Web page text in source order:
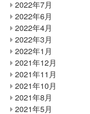
2022年7月
2022年6月
2022年4月
2022年3月
2022年1月
2021年12月
2021年11月
2021年10月
2021年8月
2021年5月